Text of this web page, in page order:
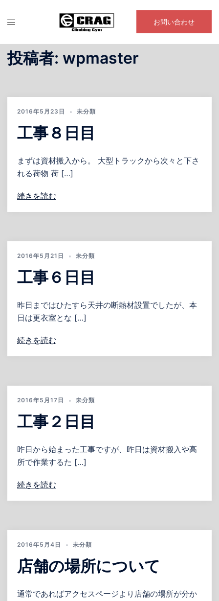
ン
ツ
お問い合わせ
投稿者: wpmaster
2016年5月23日 未分類
工事８日目
まずは資材搬入から。 大型トラックから次々と下さ
れる荷物 荷 […]
続きを読む
2016年5月21日 未分類
工事６日目
昨日まではひたすら天井の断熱材設置でしたが、本
日は更衣室とな […]
続きを読む
2016年5月17日 未分類
工事２日目
昨日から始まった工事ですが、昨日は資材搬入や高
所で作業するた […]
続きを読む
2016年5月4日 未分類
店舗の場所について
通常であればアクセスページより店舗の場所が分か